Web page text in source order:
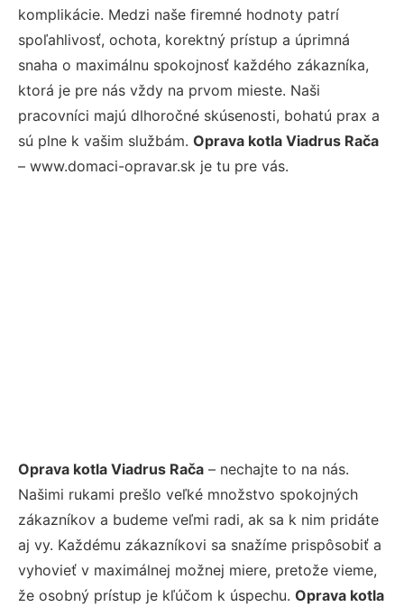
komplikácie. Medzi naše firemné hodnoty patrí
spoľahlivosť, ochota, korektný prístup a úprimná
snaha o maximálnu spokojnosť každého zákazníka,
ktorá je pre nás vždy na prvom mieste. Naši
pracovníci majú dlhoročné skúsenosti, bohatú prax a
sú plne k vašim službám. Oprava kotla Viadrus Rača
– www.domaci-opravar.sk je tu pre vás.
Oprava kotla Viadrus Rača – nechajte to na nás.
Našimi rukami prešlo veľké množstvo spokojných
zákazníkov a budeme veľmi radi, ak sa k nim pridáte
aj vy. Každému zákazníkovi sa snažíme prispôsobiť a
vyhovieť v maximálnej možnej miere, pretože vieme,
že osobný prístup je kľúčom k úspechu. Oprava kotla